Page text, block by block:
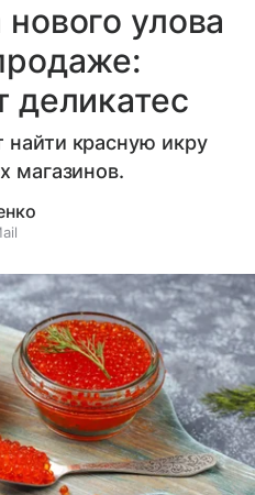
улова
деликатес
найти красную икру
магазинов.